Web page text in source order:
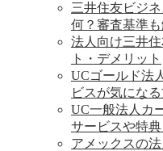
三井住友ビジ
何？審査基準も
法人向け三井
ト・デメリット
UCゴールド法
ビスが気にな
UC一般法人カ
サービスや特
アメックスの